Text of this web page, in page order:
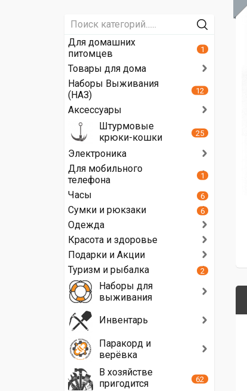
Для домашних
питомцев
1
Товары для дома
Наборы Выживания
(НАЗ)
12
Аксессуары
Штурмовые
крюки-кошки
25
Электроника
Для мобильного
телефона
1
Часы 6
Сумки и рюкзаки 6
Одежда
Красота и здоровье
Подарки и Акции
Туризм и рыбалка
2
Наборы для
выживания
Инвентарь
Паракорд и
верёвка
В хозяйстве
пригодится
62